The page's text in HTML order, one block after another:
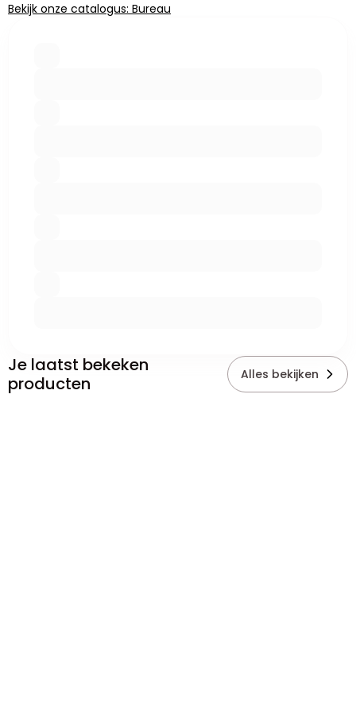
Bekijk onze catalogus: Bureau
Je laatst bekeken
producten
Alles bekijken